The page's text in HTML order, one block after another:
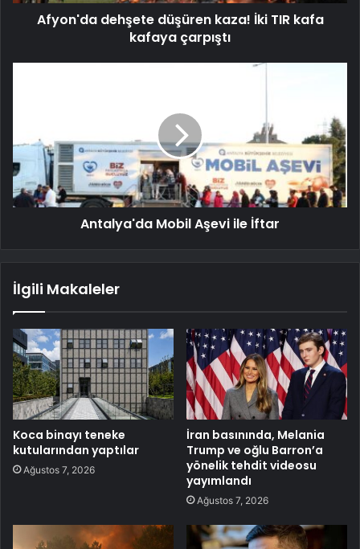
Afyon'da dehşete düşüren kaza! İki TIR kafa
kafaya çarpıştı
Antalya'da Mobil Aşevi ile İftar
İlgili Makaleler
Koca binayı teneke
kutularından yaptılar
Ağustos 7, 2026
İran basınında, Melania
Trump ve oğlu Barron’a
yönelik tehdit videosu
yayımlandı
Ağustos 7, 2026